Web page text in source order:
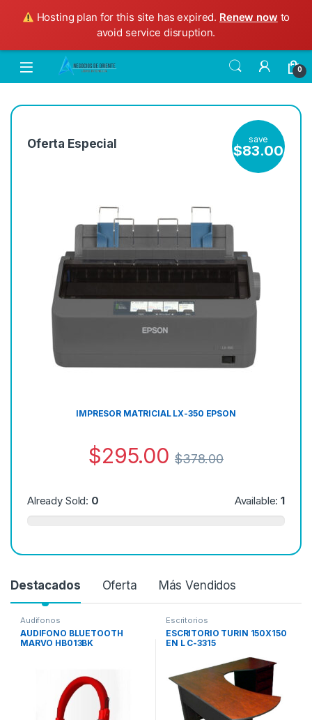
Hosting plan for this site has expired. Renew now to
avoid service disruption.
0
Oferta Especial save
$83.00
IMPRESOR MATRICIAL LX-350 EPSON
$295.00 $378.00
Already Sold: 0 Available:1
Destacados Oferta Más Vendidos
Audifonos
AUDIFONO BLUETOOTH
MARVO HB013BK
Escritorios
ESCRITORIO TURIN 150X150
EN L C-3315